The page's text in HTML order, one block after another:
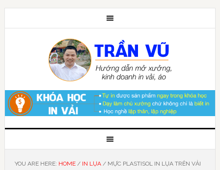
YOU ARE HERE: HOME / IN LỤA /MỰC PLASTISOL IN LỤA TRÊN VẢI